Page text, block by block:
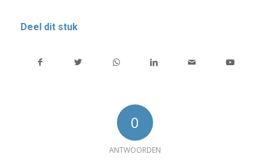
Deel dit stuk
0
ANTWOORDEN